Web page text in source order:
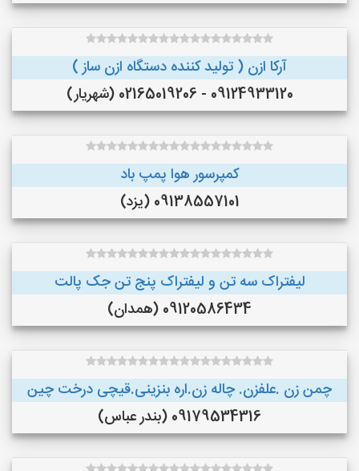
آرکا ازن ( تولید کننده دستگاه ازن ساز )
09124933120 - 02165019206 (شهریار)
کمپرسور هوا پمپ باد
09138557101 (یزد)
لیفتراک سه تن و لیفتراک پنج تن جک پالت
09120586434 (همدان)
چمن زن .علفزن. چاله زن.اره بنزینی.قیچی درخت چین
09179534316 (بندر عباس)